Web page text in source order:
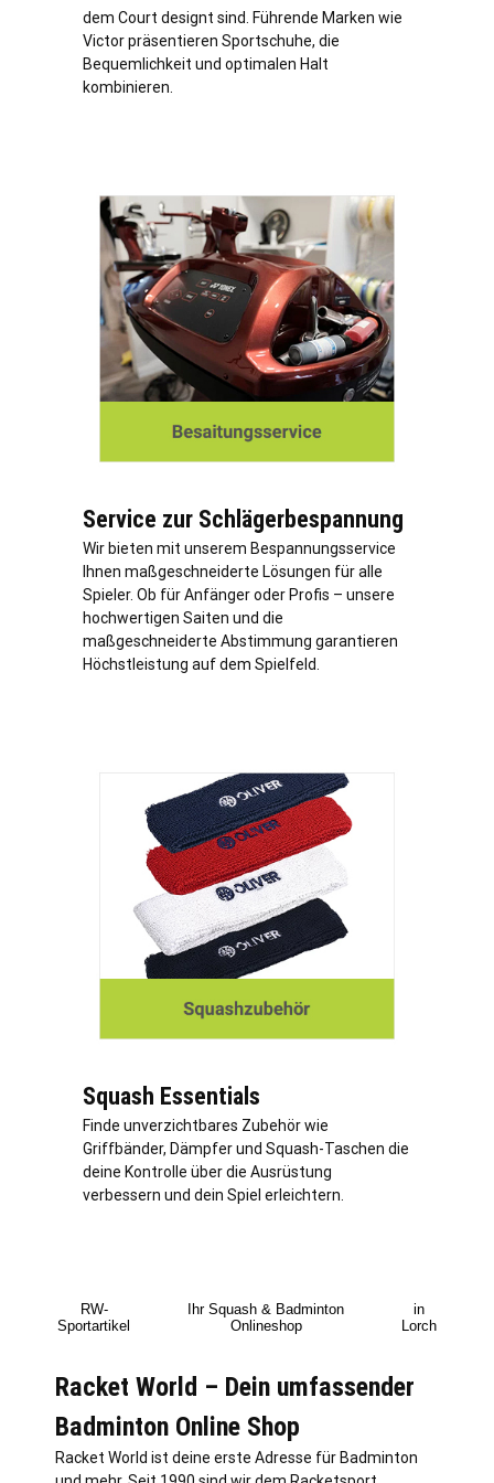
dem Court designt sind. Führende Marken wie
Victor präsentieren Sportschuhe, die
Bequemlichkeit und optimalen Halt
kombinieren.
Service zur Schlägerbespannung
Wir bieten mit unserem Bespannungsservice
Ihnen maßgeschneiderte Lösungen für alle
Spieler. Ob für Anfänger oder Profis – unsere
hochwertigen Saiten und die
maßgeschneiderte Abstimmung garantieren
Höchstleistung auf dem Spielfeld.
Squash Essentials
Finde unverzichtbares Zubehör wie
Griffbänder, Dämpfer und Squash-Taschen die
deine Kontrolle über die Ausrüstung
verbessern und dein Spiel erleichtern.
RW-
Sportartikel
Ihr Squash & Badminton
Onlineshop
in
Lorch
Racket World – Dein umfassender
Badminton Online Shop
Racket World ist deine erste Adresse für Badminton